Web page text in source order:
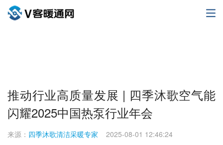
推动行业高质量发展 | 四季沐歌空气能
闪耀2025中国热泵行业年会
来源： 四季沐歌清洁采暖专家 2025-08-01 12:46:24